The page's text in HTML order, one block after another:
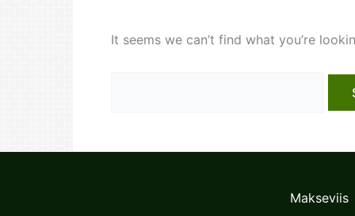
It seems we can’t find what you’re
Makseviis